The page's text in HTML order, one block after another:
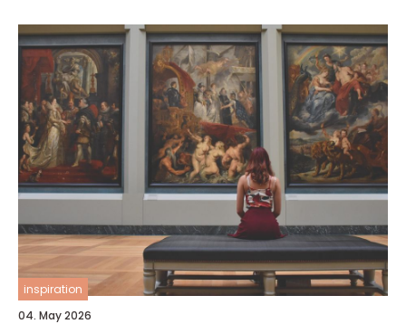
inspiration
04. May 2026